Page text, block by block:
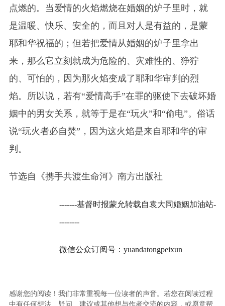
点燃的。当爱情的火焰燃烧在婚姻的炉子里时，就
是温暖、快乐、安全的，而且对人是有益的，是蒙
耶和华祝福的；但若把爱情从婚姻的炉子里拿出
来，那么它立刻就成为危险的、灾难性的、狰狞
的、可怕的，因为那火焰变成了耶和华审判的烈
焰。所以说，若有“爱情高手”在罪的驱使下去破坏婚
姻中的男女关系，就等于是在“玩火”和“偷电”。俗话
说“玩火者必自焚”，因为这火焰是来自耶和华的审
判。
节选自《携手共渡生命河》南方出版社
-------基督时报蒙允转载自袁大同婚姻加油站-
--------
微信公众订阅号：yuandatongpeixun
感谢您的阅读！我们非常重视每一位读者的声音。若您在阅读过程
中有任何想法、疑问、建议或其他想与作者交流的内容，或愿意帮